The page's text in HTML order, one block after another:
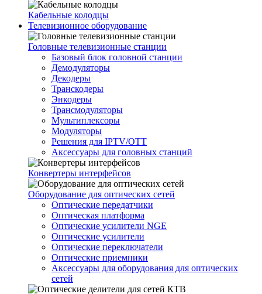
Кабельные колодцы
Телевизионное оборудование
Головные телевизионные станции
Базовый блок головной станции
Демодуляторы
Декодеры
Транскодеры
Энкодеры
Трансмодуляторы
Мультиплексоры
Модуляторы
Решения для IPTV/OTT
Аксессуары для головных станций
Конвертеры интерфейсов
Оборудование для оптических сетей
Оптические передатчики
Оптическая платформа
Оптические усилители NGE
Оптические усилители
Оптические переключатели
Оптические приемники
Аксессуары для оборудования для оптических
сетей